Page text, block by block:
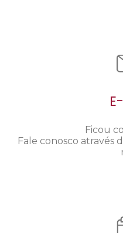
Ficou
Fale conosco através